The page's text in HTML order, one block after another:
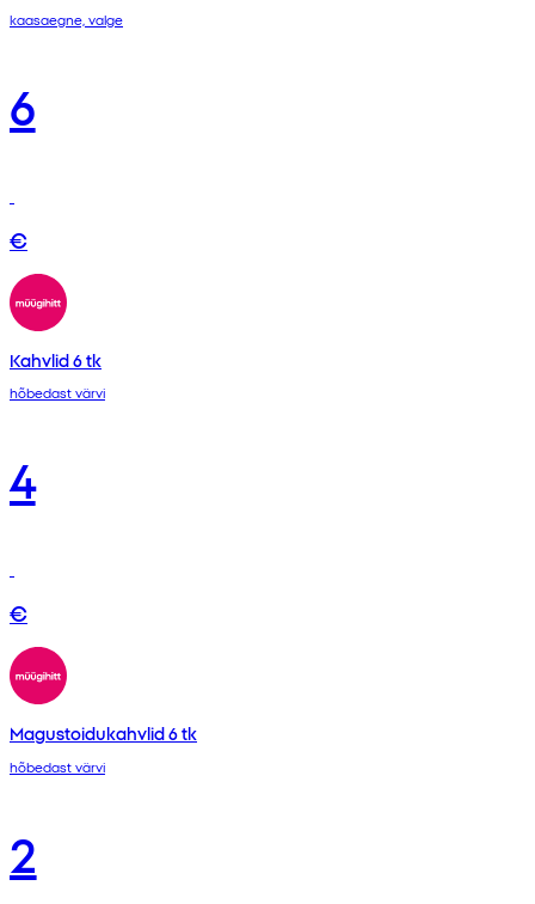
kaasaegne, valge
6
€
Kahvlid 6 tk
hõbedast värvi
4
€
Magustoidukahvlid 6 tk
hõbedast värvi
2